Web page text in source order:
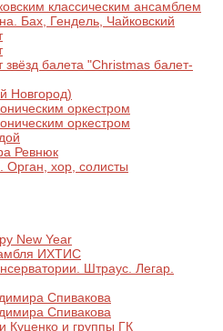
классическим ансамблем
Бах, Гендель, Чайковский
звёзд балета "Christmas балет-
Новгород)
оркестром
оркестром
Ревнюк
Орган, хор, солисты
New Year
ИХТИС
Штраус. Легар.
Спивакова
Спивакова
Куценко и группы ГК